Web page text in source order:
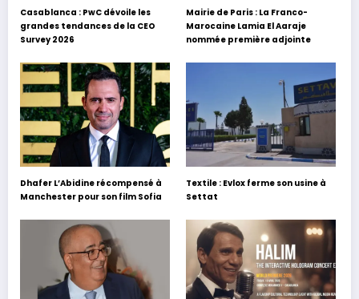
Casablanca : PwC dévoile les
grandes tendances de la CEO
Survey 2026
Mairie de Paris : La Franco-
Marocaine Lamia El Aaraje
nommée première adjointe
Dhafer L’Abidine récompensé à
Manchester pour son film Sofia
Textile : Evlox ferme son usine à
Settat